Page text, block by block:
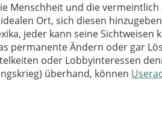
Menschheit und die vermeintlich
Ort, sich diesen
jeder kann seine Sichtweisen
permanente Ändern oder gar
oder Lobbyinteressen
überhand, können